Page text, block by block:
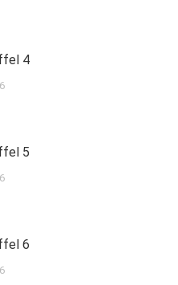
4
5
6